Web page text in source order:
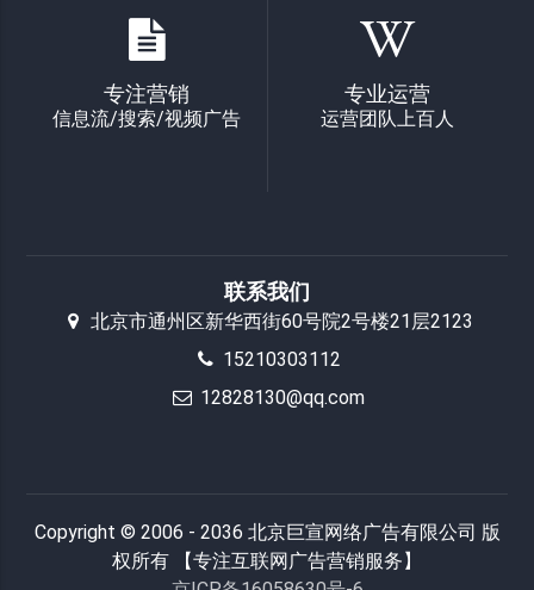
专注营销
信息流/搜索/视频广告
专业运营
运营团队上百人
联系我们
北京市通州区新华西街60号院2号楼21层2123
15210303112
12828130@qq.com
Copyright © 2006 - 2036 北京巨宣网络广告有限公司 版
权所有 【专注互联网广告营销服务】